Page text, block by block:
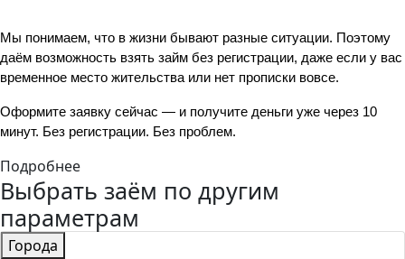
Мы понимаем, что в жизни бывают разные ситуации. Поэтому
даём возможность взять займ без регистрации, даже если у вас
временное место жительства или нет прописки вовсе.
Оформите заявку сейчас — и получите деньги уже через 10
минут. Без регистрации. Без проблем.
Подробнее
Выбрать заём по другим
параметрам
Города